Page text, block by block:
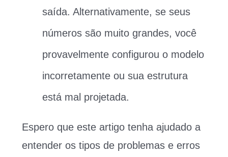
saída. Alternativamente, se seus
números são muito grandes, você
provavelmente configurou o modelo
incorretamente ou sua estrutura
está mal projetada.
Espero que este artigo tenha ajudado a
entender os tipos de problemas e erros